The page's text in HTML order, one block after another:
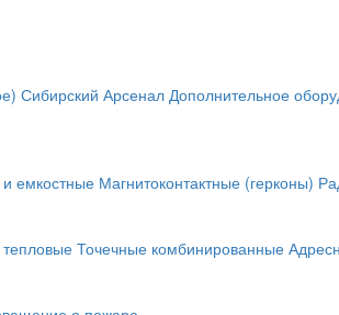
Сибирский Арсенал Дополнительное
емкостные Магнитоконтактные (герконы)
Точечные комбинированные